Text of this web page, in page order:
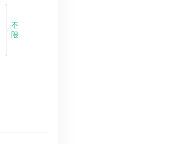
不
限